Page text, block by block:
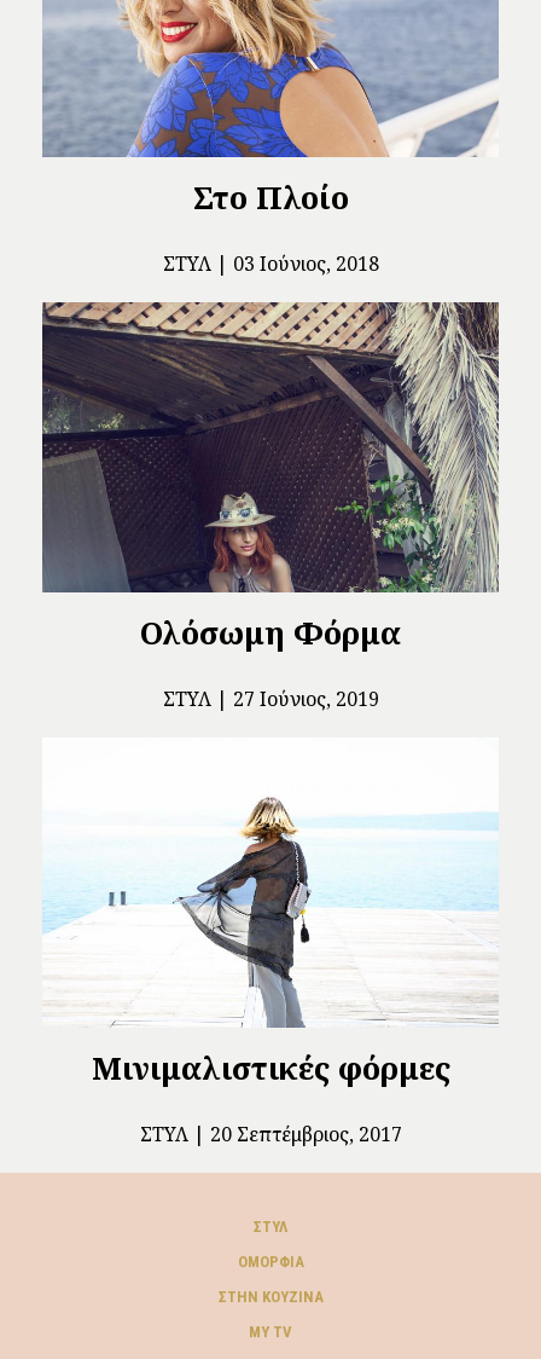
Στο Πλοίο
ΣΤΥΛ 03 Ιούνιος, 2018
Ολόσωμη Φόρμα
ΣΤΥΛ 27 Ιούνιος, 2019
Μινιμαλιστικές φόρμες
ΣΤΥΛ 20 Σεπτέμβριος, 2017
ΣΤΥΛ
ΟΜΟΡΦΙΆ
ΣΤΗΝ ΚΟΥΖΊΝΑ
MY TV